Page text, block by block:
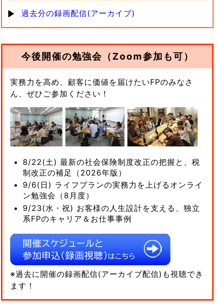
過去分の録画配信(アーカイブ)
今後開催の勉強会（Zoom参加も可）
実務力を高め、顧客に価値を届けたいFPのみなさ
ん、ぜひご参加ください！
8/22(土) 最新の社会保険制度改正の把握と、税
制改正の補足（2026年版）
9/6(日) ライフプランの実務力を上げるオンライ
ン勉強会（8月度）
9/23(水・祝) お客様の人生設計を支える、独立
系FPのキャリア＆お仕事事例
※過去に開催の録画配信(アーカイブ配信)も視聴でき
ます！